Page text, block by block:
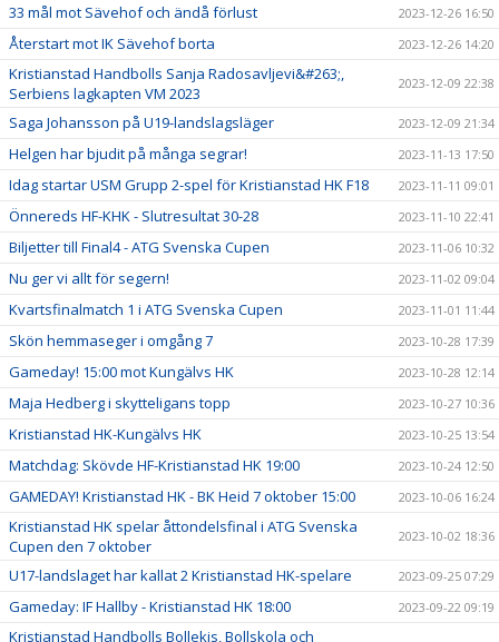
33 mål mot Sävehof och ändå förlust 2023-12-26 16:50
Återstart mot IK Sävehof borta 2023-12-26 14:20
Kristianstad Handbolls Sanja Radosavljevi&#263;,
Serbiens lagkapten VM 2023
2023-12-09 22:38
Saga Johansson på U19-landslagsläger 2023-12-09 21:34
Helgen har bjudit på många segrar! 2023-11-13 17:50
Idag startar USM Grupp 2-spel för Kristianstad HK F18 2023-11-11 09:01
Önnereds HF-KHK - Slutresultat 30-28 2023-11-10 22:41
Biljetter till Final4 - ATG Svenska Cupen 2023-11-06 10:32
Nu ger vi allt för segern! 2023-11-02 09:04
Kvartsfinalmatch 1 i ATG Svenska Cupen 2023-11-01 11:44
Skön hemmaseger i omgång 7 2023-10-28 17:39
Gameday! 15:00 mot Kungälvs HK 2023-10-28 12:14
Maja Hedberg i skytteligans topp 2023-10-27 10:36
Kristianstad HK-Kungälvs HK 2023-10-25 13:54
Matchdag: Skövde HF-Kristianstad HK 19:00 2023-10-24 12:50
GAMEDAY! Kristianstad HK - BK Heid 7 oktober 15:00 2023-10-06 16:24
Kristianstad HK spelar åttondelsfinal i ATG Svenska
Cupen den 7 oktober
2023-10-02 18:36
U17-landslaget har kallat 2 Kristianstad HK-spelare 2023-09-25 07:29
Gameday: IF Hallby - Kristianstad HK 18:00 2023-09-22 09:19
Kristianstad Handbolls Bollekis, Bollskola och